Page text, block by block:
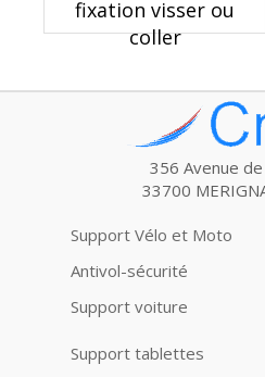
fixation visser ou
coller
356 Avenue
33700
Support Vélo et Moto
Antivol-sécurité
Support voiture
Support tablettes